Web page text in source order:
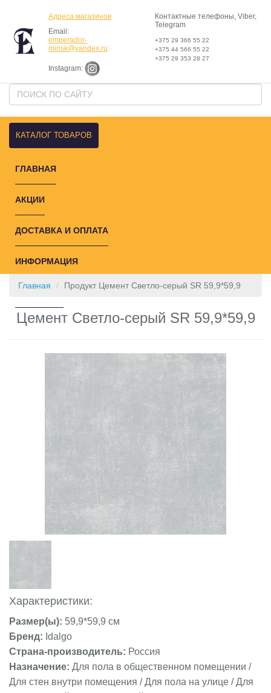
Адреса магазинов
Email:
emperador-
minsk@yandex.ru
Instagram:
Контактные телефоны, Viber,
Telegram
+375 29 366 55 22
+375 44 566 55 22
+375 29 353 28 27
КАТАЛОГ ТОВАРОВ
ГЛАВНАЯ
АКЦИИ
ДОСТАВКА И ОПЛАТА
ИНФОРМАЦИЯ
Главная Продукт Цемент Светло-серый SR 59,9*59,9
Цемент Светло-серый SR 59,9*59,9
Характеристики:
Размер(ы): 59,9*59,9 см
Бренд: Idalgo
Страна-производитель: Россия
Назначение: Для пола в общественном помещении /
Для стен внутри помещения / Для пола на улице / Для